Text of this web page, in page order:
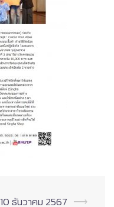
10 ธันวาคม 2567 ⟶